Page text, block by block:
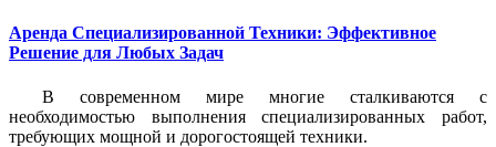
Аренда Специализированной Техники: Эффективное
Решение для Любых Задач
В современном мире многие сталкиваются с
необходимостью выполнения специализированных работ,
требующих мощной и дорогостоящей техники.